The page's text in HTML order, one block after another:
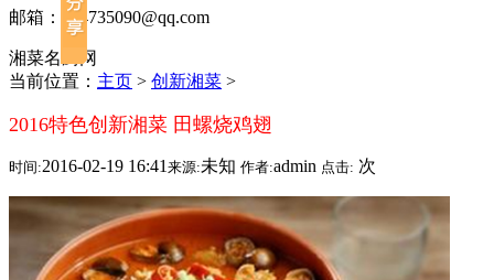
邮箱：254735090@qq.com
湘菜名厨网
当前位置： 主页 > 创新湘菜 >
2016特色创新湘菜 田螺烧鸡翅
时间:2016-02-19 16:41 来源:未知 作者:admin 点击: 次